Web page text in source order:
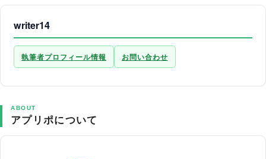
writer14
執筆者プロフィール情報 お問い合わせ
ABOUT
アプリポについて